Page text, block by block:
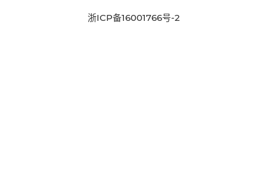
浙ICP备16001766号-2